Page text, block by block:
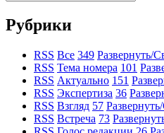
Рубрики
RSS Все 349 Развернуть/
RSS Тема номера 101
RSS Актуально 151
RSS Экспертиза 36
RSS Взгляд 57
RSS Встреча 73